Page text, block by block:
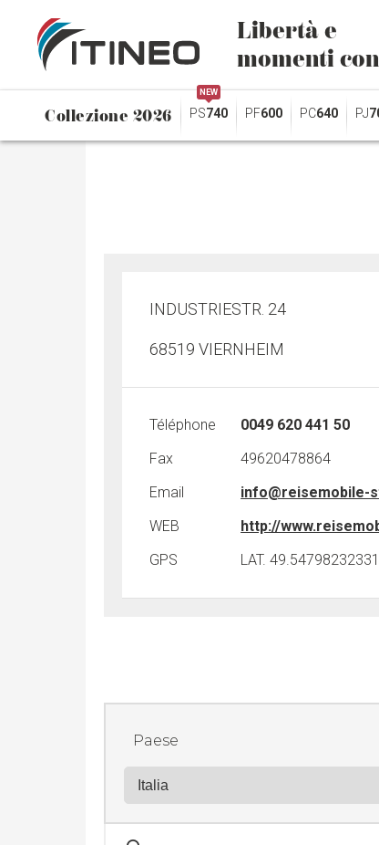
Libertà e
momenti
Collezione 2026 PS740
NEW
PF600 PC640 PJ
INDUSTRIESTR. 24
68519 VIERNHEIM
Téléphone
0049 620 441 50
Fax
49620478864
Email
info@reisemobile-
WEB
http://
GPS
LAT.
Paese